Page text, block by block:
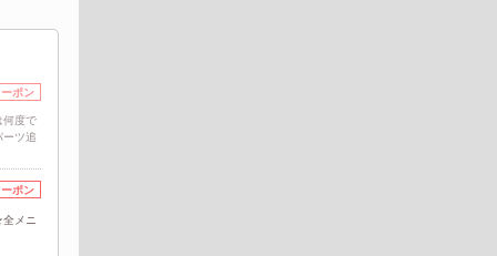
ポン
何度で
ツ追
ポン
メニ